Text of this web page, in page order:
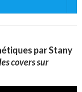
par Stany
covers sur